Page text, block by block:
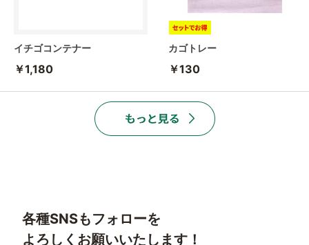
イチゴコンテナー
￥1,180
カゴトレー
￥130
各種SNSもフォローを
よろしくお願いいたします！